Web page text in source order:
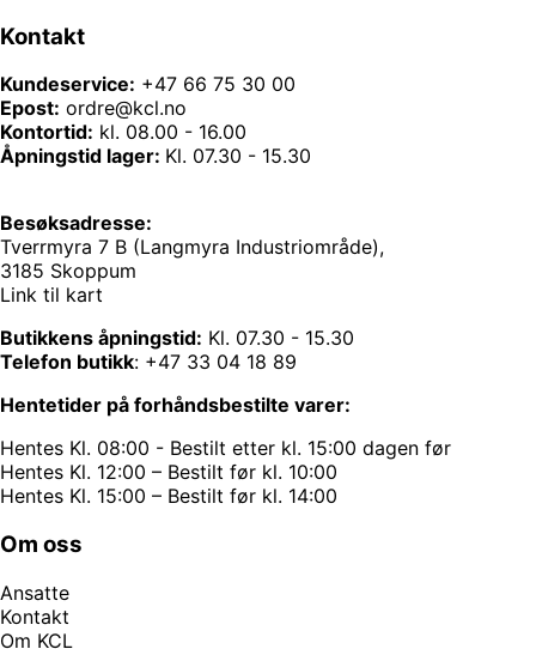
Kontakt
Kundeservice: +47 66 75 30 00
Epost: ordre@kcl.no
Kontortid: kl. 08.00 - 16.00
Åpningstid lager: Kl. 07.30 - 15.30
Besøksadresse:
Tverrmyra 7 B (Langmyra Industriområde),
3185 Skoppum
Link til kart
Butikkens åpningstid: Kl. 07.30 - 15.30
Telefon butikk: +47 33 04 18 89
Hentetider på forhåndsbestilte varer:
Hentes Kl. 08:00 - Bestilt etter kl. 15:00 dagen før
Hentes Kl. 12:00 – Bestilt før kl. 10:00
Hentes Kl. 15:00 – Bestilt før kl. 14:00
Om oss
Ansatte
Kontakt
Om KCL